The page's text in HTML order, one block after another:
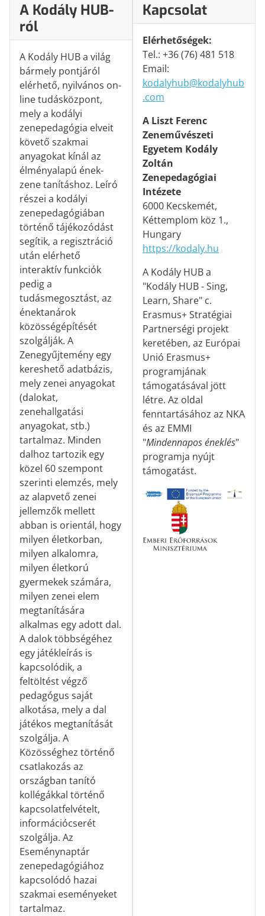
A Kodály HUB-
ról
A Kodály HUB a világ
bármely pontjáról
elérhető, nyilvános on-
line tudásközpont,
mely a kodályi
zenepedagógia elveit
követő szakmai
anyagokat kínál az
élményalapú ének-
zene tanításhoz. Leíró
részei a kodályi
zenepedagógiában
történő tájékozódást
segítik, a regisztráció
után elérhető
interaktív funkciók
pedig a
tudásmegosztást, az
énektanárok
közösségépítését
szolgálják. A
Zenegyűjtemény egy
kereshető adatbázis,
mely zenei anyagokat
(dalokat,
zenehallgatási
anyagokat, stb.)
tartalmaz. Minden
dalhoz tartozik egy
közel 60 szempont
szerinti elemzés, mely
az alapvető zenei
jellemzők mellett
abban is orientál, hogy
milyen életkorban,
milyen alkalomra,
milyen életkorú
gyermekek számára,
milyen zenei elem
megtanítására
alkalmas egy adott dal.
A dalok többségéhez
egy játékleírás is
kapcsolódik, a
feltöltést végző
pedagógus saját
alkotása, mely a dal
játékos megtanítását
szolgálja. A
Közösséghez történő
csatlakozás az
országban tanító
kollégákkal történő
kapcsolatfelvételt,
információcserét
szolgálja. Az
Eseménynaptár
zenepedagógiához
kapcsolódó hazai
szakmai eseményeket
tartalmaz.
Kapcsolat
Elérhetőségek:
Tel.: +36 (76) 481 518
Email:
kodalyhub@kodalyhub
.com
A Liszt Ferenc
Zeneművészeti
Egyetem Kodály
Zoltán
Zenepedagógiai
Intézete
6000 Kecskemét,
Kéttemplom köz 1.,
Hungary
https://kodaly.hu
A Kodály HUB a
"Kodály HUB - Sing,
Learn, Share" c.
Erasmus+ Stratégiai
Partnerségi projekt
keretében, az Európai
Unió Erasmus+
programjának
támogatásával jött
létre. Az oldal
fenntartásához az NKA
és az EMMI
"Mindennapos éneklés"
programja nyújt
támogatást.